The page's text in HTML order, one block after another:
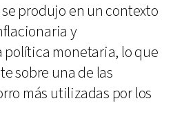
produjo en un contexto
y
monetaria, lo que
sobre una de las
más utilizadas por los